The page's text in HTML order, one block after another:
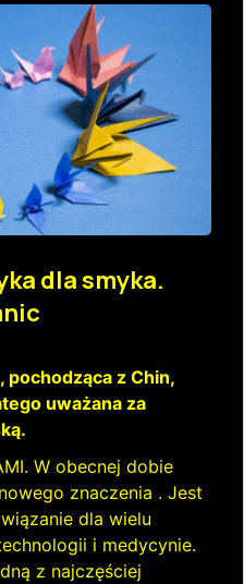
dla smyka.
pochodząca z Chin,
uważana za
W obecnej dobie
znaczenia . Jest
dla wielu
i medycynie.
z najczęściej